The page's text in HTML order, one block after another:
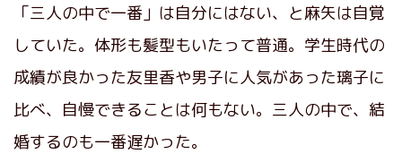
「三人の中で一番」は自分にはない、と麻矢は自覚
していた。体形も髪型もいたって普通。学生時代の
成績が良かった友里香や男子に人気があった璃子に
比べ、自慢できることは何もない。三人の中で、結
婚するのも一番遅かった。